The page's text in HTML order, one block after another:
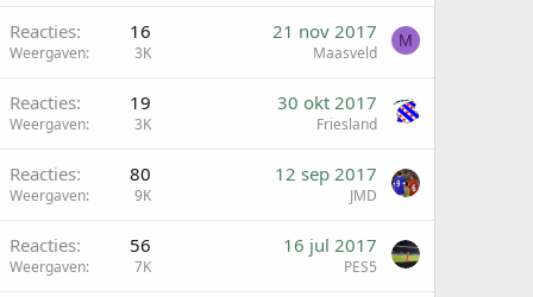
Reacties 16
Weergaven 3K
21 nov 2017
Maasveld
M
Reacties 19
Weergaven 3K
30 okt 2017
Friesland
Reacties 80
Weergaven 9K
12 sep 2017
JMD
Reacties 56
Weergaven 7K
16 jul 2017
PES5